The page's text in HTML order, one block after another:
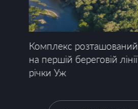
Комплекс розташований
на першій береговій лінії
річки Уж